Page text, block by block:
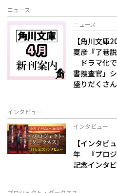
ニュース
ニュース
【角川文庫
夏彦『了巷
ドラマ化
書捜査官」
盛りだくさん
インタビュー
インタビュー
【インタビ
年 『プロジ
記念インタ